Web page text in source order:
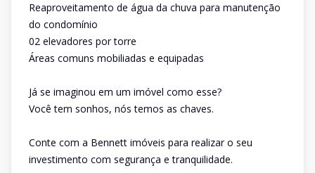
Reaproveitamento de água da chuva para manutenção
do condomínio
02 elevadores por torre
Áreas comuns mobiliadas e equipadas
Já se imaginou em um imóvel como esse?
Você tem sonhos, nós temos as chaves.
Conte com a Bennett imóveis para realizar o seu
investimento com segurança e tranquilidade.